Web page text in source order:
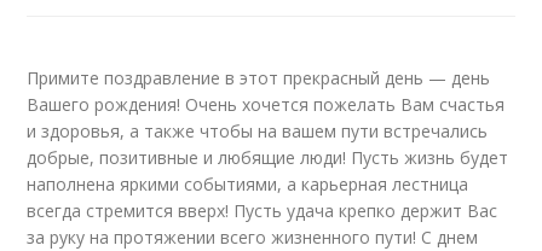
Примите поздравление в этот прекрасный день — день
Вашего рождения! Очень хочется пожелать Вам счастья
и здоровья, а также чтобы на вашем пути встречались
добрые, позитивные и любящие люди! Пусть жизнь будет
наполнена яркими событиями, а карьерная лестница
всегда стремится вверх! Пусть удача крепко держит Вас
за руку на протяжении всего жизненного пути! С днем